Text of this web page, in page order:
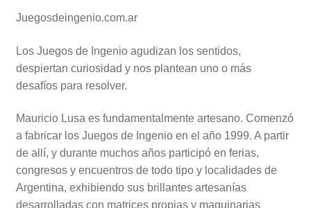
Juegosdeingenio.com.ar
Los Juegos de Ingenio agudizan los sentidos,
despiertan curiosidad y nos plantean uno o más
desafíos para resolver.
Mauricio Lusa es fundamentalmente artesano. Comenzó
a fabricar los Juegos de Ingenio en el año 1999. A partir
de allí, y durante muchos años participó en ferias,
congresos y encuentros de todo tipo y localidades de
Argentina, exhibiendo sus brillantes artesanías
desarrolladas con matrices propias y maquinarias